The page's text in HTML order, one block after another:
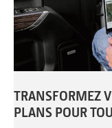
TRANSFORMEZ
PLANS POUR